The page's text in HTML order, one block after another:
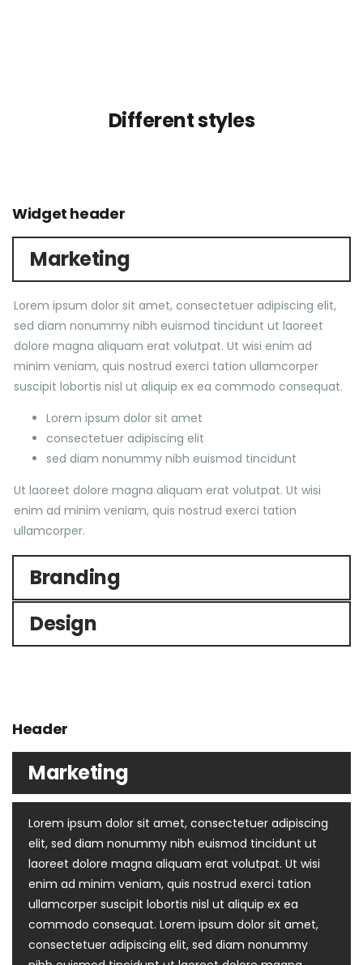
Different styles
Widget header
Marketing
Lorem ipsum dolor sit amet, consectetuer adipiscing elit,
sed diam nonummy nibh euismod tincidunt ut laoreet
dolore magna aliquam erat volutpat. Ut wisi enim ad
minim veniam, quis nostrud exerci tation ullamcorper
suscipit lobortis nisl ut aliquip ex ea commodo consequat.
Lorem ipsum dolor sit amet
consectetuer adipiscing elit
sed diam nonummy nibh euismod tincidunt
Ut laoreet dolore magna aliquam erat volutpat. Ut wisi
enim ad minim veniam, quis nostrud exerci tation
ullamcorper.
Branding
Design
Header
Marketing
Lorem ipsum dolor sit amet, consectetuer adipiscing
elit, sed diam nonummy nibh euismod tincidunt ut
laoreet dolore magna aliquam erat volutpat. Ut wisi
enim ad minim veniam, quis nostrud exerci tation
ullamcorper suscipit lobortis nisl ut aliquip ex ea
commodo consequat. Lorem ipsum dolor sit amet,
consectetuer adipiscing elit, sed diam nonummy